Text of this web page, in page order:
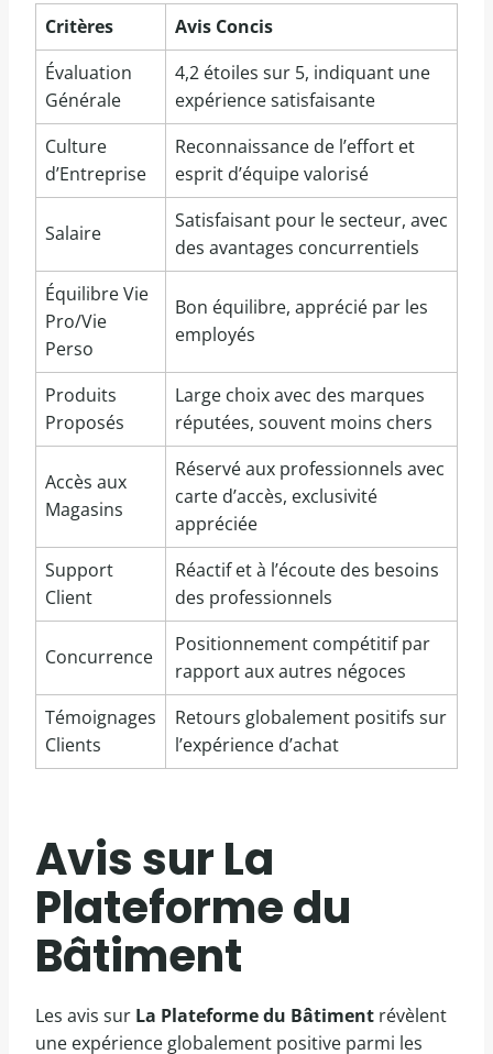
Critères
Avis Concis
Évaluation
Générale
4,2 étoiles sur 5, indiquant une
expérience satisfaisante
Culture
d’Entreprise
Reconnaissance de l’effort et
esprit d’équipe valorisé
Salaire
Satisfaisant pour le secteur, avec
des avantages concurrentiels
Équilibre Vie
Pro/Vie
Perso
Bon équilibre, apprécié par les
employés
Produits
Proposés
Large choix avec des marques
réputées, souvent moins chers
Accès aux
Magasins
Réservé aux professionnels avec
carte d’accès, exclusivité
appréciée
Support
Client
Réactif et à l’écoute des besoins
des professionnels
Concurrence
Positionnement compétitif par
rapport aux autres négoces
Témoignages
Clients
Retours globalement positifs sur
l’expérience d’achat
Avis sur La
Plateforme du
Bâtiment
Les avis sur La Plateforme du Bâtiment révèlent
une expérience globalement positive parmi les